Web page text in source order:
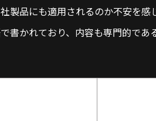
製品にも適用されるのか不安を感
書かれており、内容も専門的であ